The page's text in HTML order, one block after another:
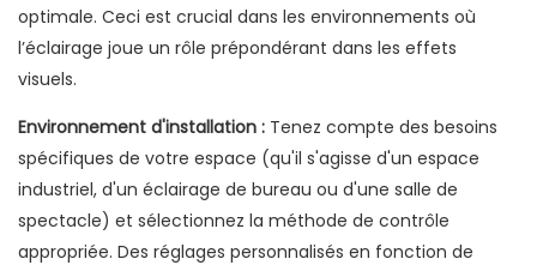
optimale. Ceci est crucial dans les environnements où
l’éclairage joue un rôle prépondérant dans les effets
visuels.
Environnement d'installation : Tenez compte des besoins
spécifiques de votre espace (qu'il s'agisse d'un espace
industriel, d'un éclairage de bureau ou d'une salle de
spectacle) et sélectionnez la méthode de contrôle
appropriée. Des réglages personnalisés en fonction de